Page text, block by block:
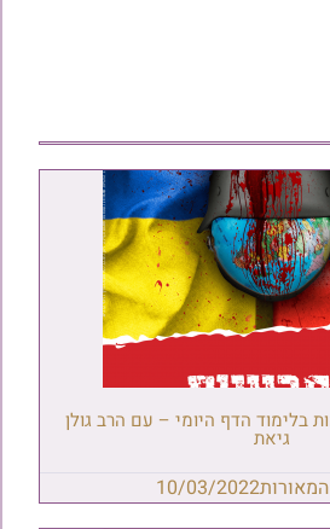
בלימוד הדף היומי – עם הרב גולן
גיאת
10/03/2022